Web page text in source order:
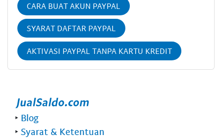
CARA BUAT AKUN PAYPAL
SYARAT DAFTAR PAYPAL
AKTIVASI PAYPAL TANPA KARTU KREDIT
‣ Blog
‣ Syarat & Ketentuan